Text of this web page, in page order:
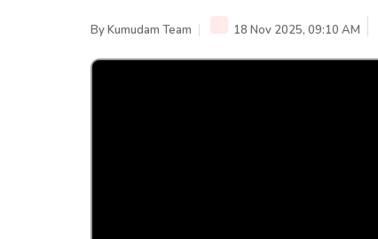
ByKumudam Team 18 Nov 2025, 09:10 AM